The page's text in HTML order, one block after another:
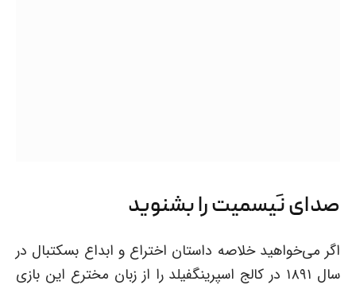
صدای نَیسمیت را بشنوید
اگر می‌خواهید خلاصه داستان اختراع و ابداع بسکتبال در
سال ۱۸۹۱ در کالج اسپرینگفیلد را از زبان مخترع این بازی